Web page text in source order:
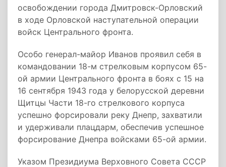
освобождении города Дмитровск-Орловский
в ходе Орловской наступательной операции
войск Центрального фронта.
Особо генерал-майор Иванов проявил себя в
командовании 18-м стрелковым корпусом 65-
ой армии Центрального фронта в боях с 15 на
16 сентября 1943 года у белорусской деревни
Щитцы Части 18-го стрелкового корпуса
успешно форсировали реку Днепр, захватили
и удерживали плацдарм, обеспечив успешное
форсирование Днепра войсками 65-ой армии.
Указом Президиума Верховного Совета СССР